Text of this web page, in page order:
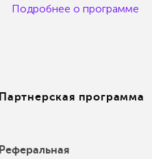
Подробнее о программе
Партнерская программа
Реферальная